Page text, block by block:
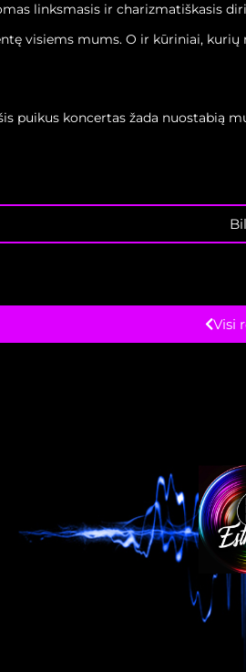
linksmasis ir charizmatiškasis
visiems mums. O ir kūriniai,
puikus koncertas žada nuostabią
Visi